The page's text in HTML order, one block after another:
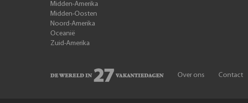
Midden-Amerika
Midden-Oosten
Noord-Amerika
Oceanië
Zuid-Amerika
Over ons Contact